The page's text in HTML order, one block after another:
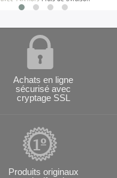
Achats en ligne
sécurisé avec
cryptage SSL
Produits originaux